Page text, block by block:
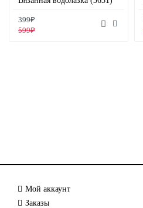
399₽
599₽
Мой аккаунт
Заказы